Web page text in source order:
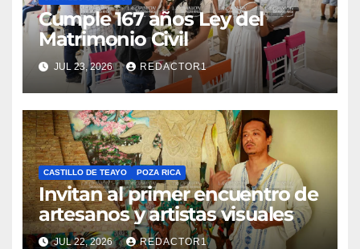
Cumple 167 años Ley del
Matrimonio Civil
JUL 23, 2026 REDACTOR1
CASTILLO DE TEAYO POZA RICA
Invitan al primer encuentro de
artesanos y artistas visuales
JUL 22, 2026 REDACTOR1